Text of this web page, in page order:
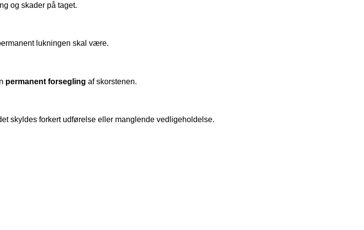
og skader på taget.
lukningen skal være.
permanent forsegling af skorstenen.
skyldes forkert udførelse eller manglende vedligeholdelse.